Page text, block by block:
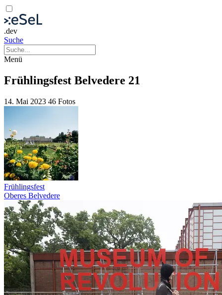
.dev
Suche
Menü
Frühlingsfest Belvedere 21
14. Mai 2023 46 Fotos
Frühlingsfest
Oberes Belvedere